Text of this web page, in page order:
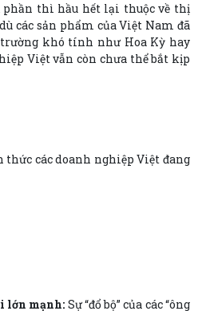
phần thì hầu hết lại thuộc về thị
các sản phẩm của Việt Nam đã
khó tính như Hoa Kỳ hay
Việt vẫn còn chưa thể bắt kịp
thức các doanh nghiệp Việt đang
lớn mạnh: Sự “đổ bộ” của các “ông